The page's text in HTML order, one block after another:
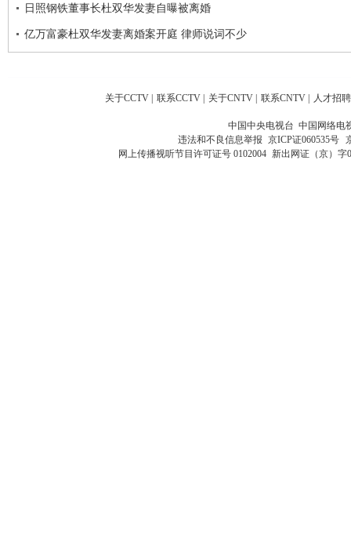
日照钢铁董事长杜双华发妻自曝被离婚
亿万富豪杜双华发妻离婚案开庭 律师说词不少
关于CCTV | 联系CCTV | 关于CNTV | 联系CNTV | 人才招聘
中国中央电视台 中国网络电
违法和不良信息举报 京ICP证060535号
网上传播视听节目许可证号 0102004 新出网证（京）